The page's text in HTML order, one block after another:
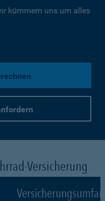
kümmern uns um alles
Versicherung